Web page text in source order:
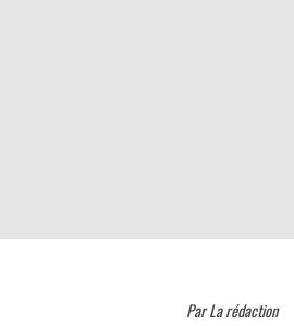
ParLa rédaction